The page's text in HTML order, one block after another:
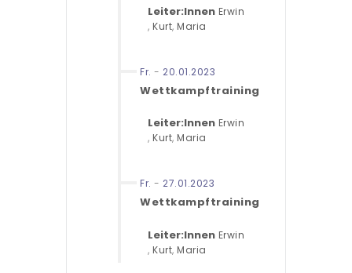
Leiter:Innen Erwin
, Kurt, Maria
Fr. - 20.01.2023
Wettkampftraining
Leiter:Innen Erwin
, Kurt, Maria
Fr. - 27.01.2023
Wettkampftraining
Leiter:Innen Erwin
, Kurt, Maria